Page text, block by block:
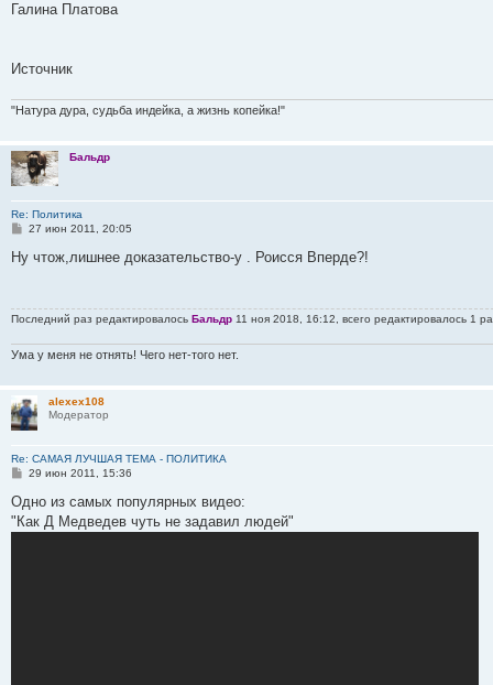
Галина Платова
Источник
"Натура дура, судьба индейка, а жизнь копейка!"
Бальдр
Re: Политика
С
о
б
н
и
27 июн 2011, 20:05
Ну чтож,лишнее доказательство-у . Роисся Вперде?!
Последний раз редактировалось Бальдр 11 ноя 2018, 16:12, всего редактировалось 1
Ума у меня не отнять! Чего нет-того нет.
alexex108
Модератор
Re: САМАЯ ЛУЧШАЯ ТЕМА - ПОЛИТИКА
С
о
б
щ
29 июн 2011, 15:36
Одно из самых популярных видео:
"Как Д Медведев чуть не задавил людей"